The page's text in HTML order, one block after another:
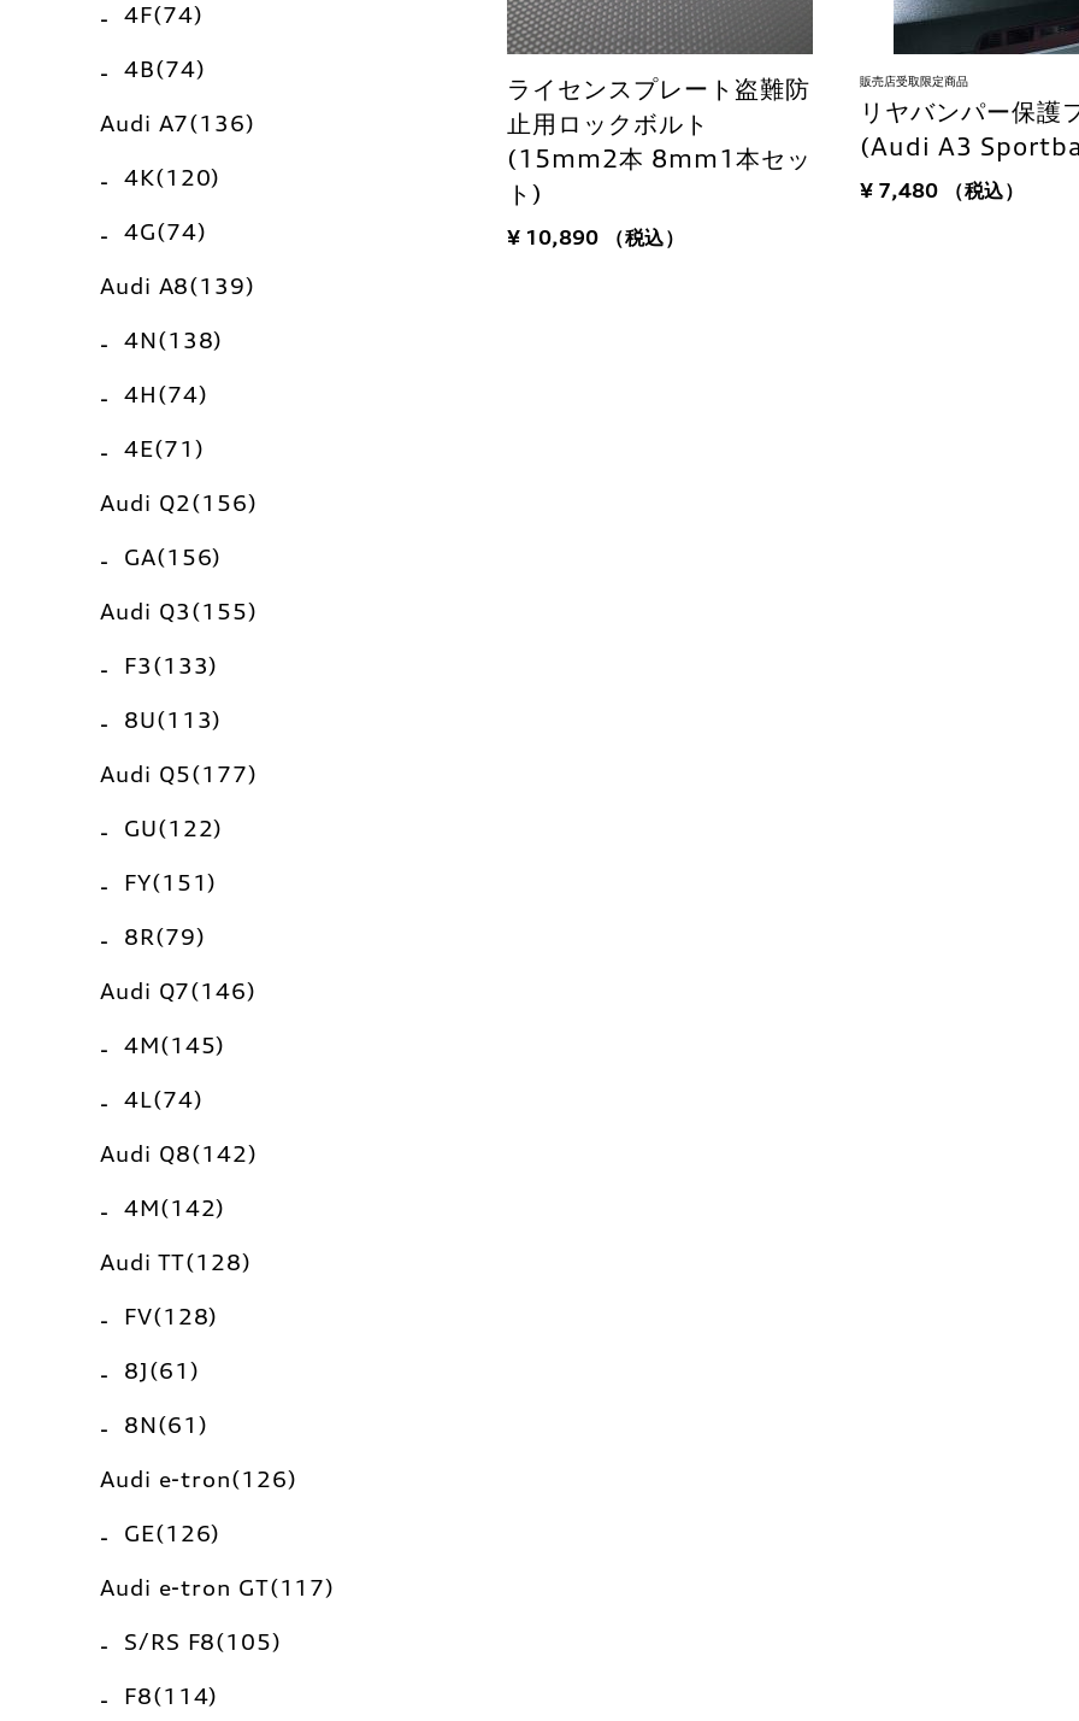
4F(74)
4B(74)
Audi A7(136)
4K(120)
4G(74)
Audi A8(139)
4N(138)
4H(74)
4E(71)
Audi Q2(156)
GA(156)
Audi Q3(155)
F3(133)
8U(113)
Audi Q5(177)
GU(122)
FY(151)
8R(79)
Audi Q7(146)
4M(145)
4L(74)
Audi Q8(142)
4M(142)
Audi TT(128)
FV(128)
8J(61)
8N(61)
Audi e-tron(126)
GE(126)
Audi e-tron GT(117)
S/RS F8(105)
F8(114)
ライセンスプレート盗難防
止用ロックボルト
(15mm2本 8mm1本セッ
ト)
¥ 10,890 （税込）
販売店受取限定商品
リヤバンパー保護
(Audi A3
¥ 7,480 （税込）